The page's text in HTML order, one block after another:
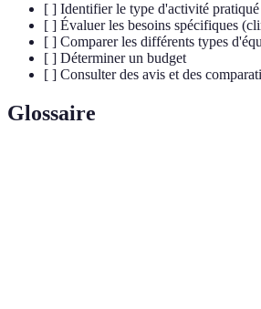
[ ] Identifier le type d'activité pratiqué
[ ] Évaluer les besoins spécifiques
[ ] Comparer les différents types
[ ] Déterminer un budget
[ ] Consulter des avis et des
Glossaire